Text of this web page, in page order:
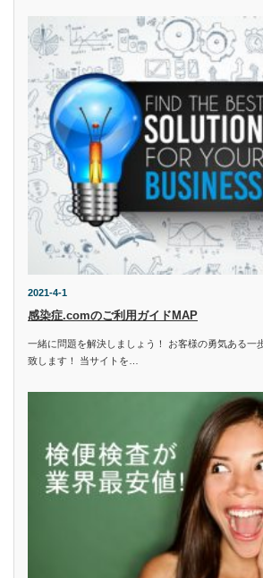
2021-4-1
感染症.comのご利用ガイドMAP
一緒に問題を解決しましょう！ お客様の勇気ある一
致します！ 当サイトを…